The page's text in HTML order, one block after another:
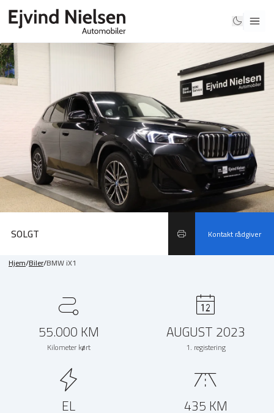
SOLGT Kontakt rådgiver
Hjem/Biler/BMW iX1
55.000 KM
Kilometer kørt
AUGUST 2023
1. registering
EL 435 KM